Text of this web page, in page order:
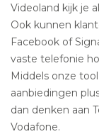
Videoland kijk je
Ook kunnen
Facebook of
vaste telefonie
Middels onze
aanbiedingen
dan denken aan
Vodafone.